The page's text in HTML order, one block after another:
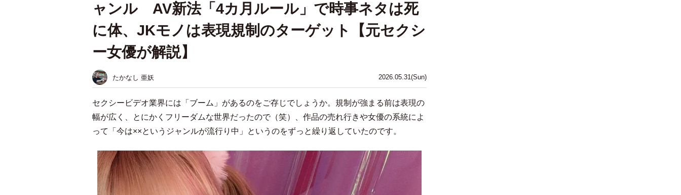
2026.05.31(Sun)
ャンル AV新法「4カ月ルール」で時事ネタは死
に体、JKモノは表現規制のターゲット【元セクシ
ー女優が解説】
たかなし 亜妖
セクシービデオ業界には「ブーム」があるのをご存じでしょうか。規制が強まる前は表現の
幅が広く、とにかくフリーダムな世界だったので（笑）、作品の売れ行きや女優の系統によ
って「今は××というジャンルが流行り中」というのをずっと繰り返していたのです。